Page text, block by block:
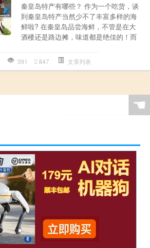
秦皇岛特产有哪些？ 作为一个吃货，谈
到秦皇岛特产当然少不了丰富多样的海
鲜啦? 在秦皇岛品尝海鲜，不管是在大
酒楼还是路边摊，味道都是绝佳的！而
391 847 文章列表
☚